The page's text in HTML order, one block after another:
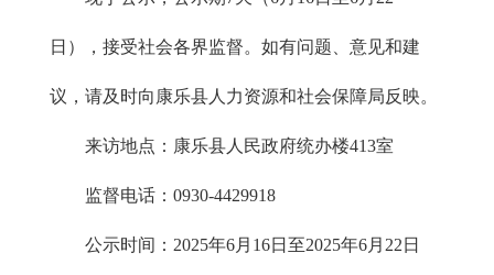
日），接受社会各界监督。如有问题、意见和建
议，请及时向康乐县人力资源和社会保障局反映。
来访地点：康乐县人民政府统办楼413室
监督电话：0930-4429918
公示时间：2025年6月16日至2025年6月22日